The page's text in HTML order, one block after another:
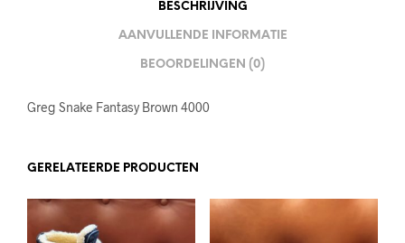
BESCHRIJVING
AANVULLENDE INFORMATIE
BEOORDELINGEN (0)
Greg Snake Fantasy Brown 4000
GERELATEERDE PRODUCTEN